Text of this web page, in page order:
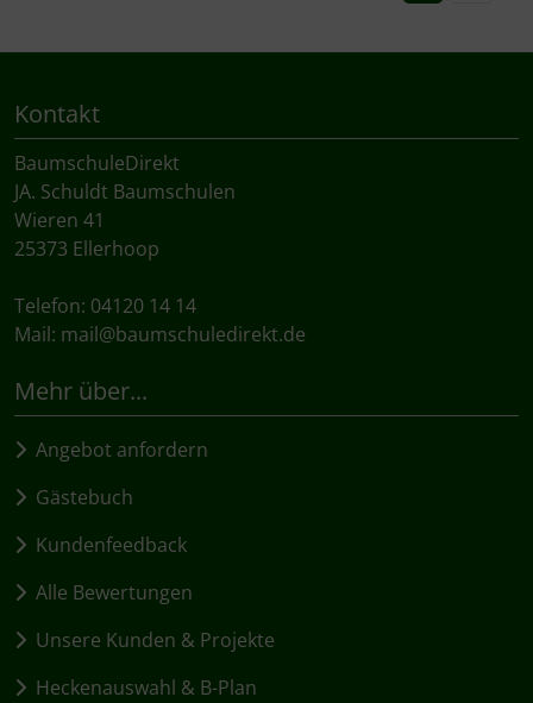
Kontakt
BaumschuleDirekt
JA. Schuldt Baumschulen
Wieren 41
25373 Ellerhoop
Telefon: 04120 14 14
Mail: mail@baumschuledirekt.de
Mehr über...
Angebot anfordern
Gästebuch
Kundenfeedback
Alle Bewertungen
Unsere Kunden & Projekte
Heckenauswahl & B-Plan